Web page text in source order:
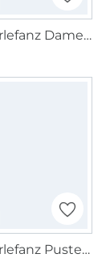
E-Book Firlefanz Damenrock Wilder Pfeffer
E-Book Firlefanz Pusteblume für Wolle - Seide - Body-Baukasten